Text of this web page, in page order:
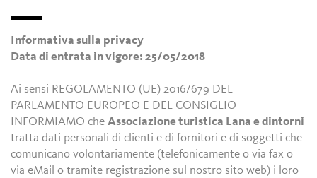
Informativa sulla privacy
Data di entrata in vigore: 25/05/2018
Ai sensi REGOLAMENTO (UE) 2016/679 DEL
PARLAMENTO EUROPEO E DEL CONSIGLIO
INFORMIAMO cheAssociazione turistica Lana e dintorni
tratta dati personali di clienti e di fornitori e di soggetti che
comunicano volontariamente (telefonicamente o via fax o
via eMail o tramite registrazione sul nostro sito web) i loro